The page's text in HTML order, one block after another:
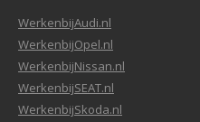
WerkenbijAudi.nl
WerkenbijOpel.nl
WerkenbijNissan.nl
WerkenbijSEAT.nl
WerkenbijSkoda.nl